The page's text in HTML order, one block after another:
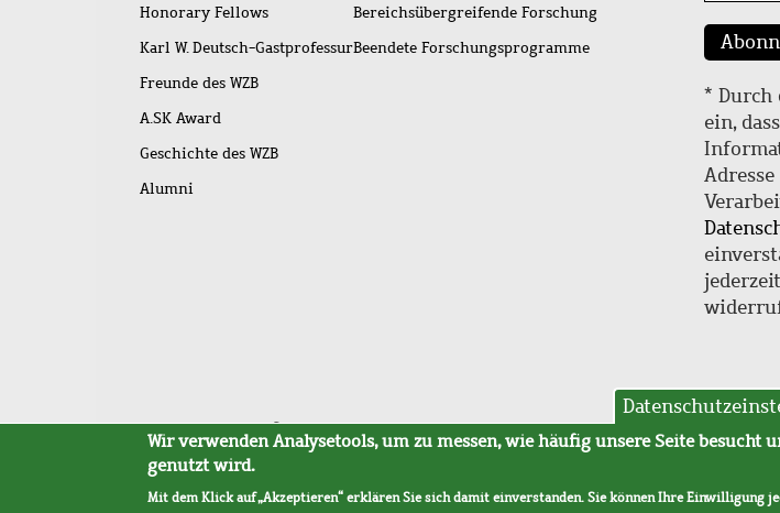
Honorary Fellows
Karl W. Deutsch-Gastprofessur
Freunde des WZB
A.SK Award
Geschichte des WZB
Alumni
Bereichsübergreifende Forschung
Beendete Forschungsprogramme
* Durch
ein,
Fußleistenmenü
SitemapBarrierefreiheitImpressumDatenschutzAVB
Wir verwenden Analysetools, um zu messen, wie häufig unsere Seite besucht
genutzt wird.
Mit dem Klick auf „Akzeptieren“ erklären Sie sich damit einverstanden. Sie können Ihre Einwilligung